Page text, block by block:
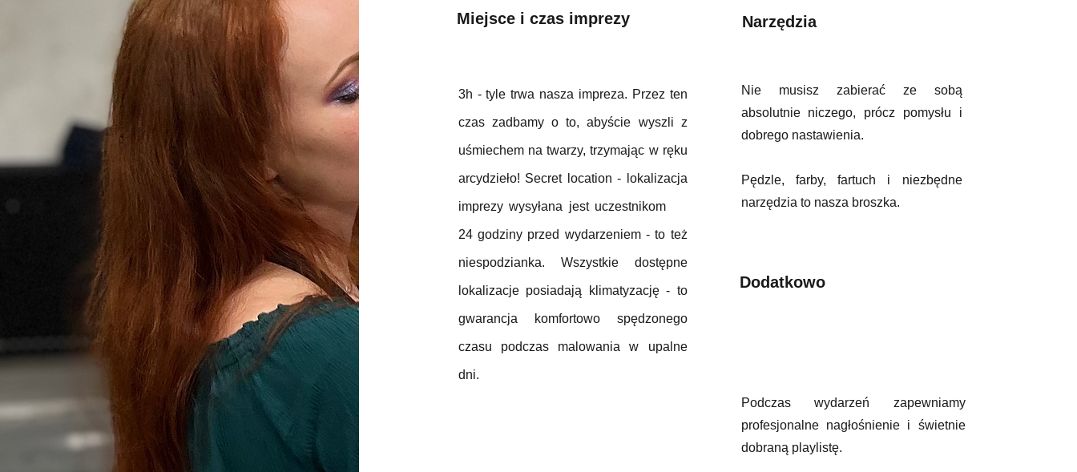
Miejsce i czas imprezy
3h - tyle trwa nasza impreza. Przez ten
czas zadbamy o to, abyście wyszli z
uśmiechem na twarzy, trzymając w ręku
arcydzieło! Secret location - lokalizacja
imprezy wysyłana jest uczestnikom
24 godziny przed wydarzeniem - to też
niespodzianka. Wszystkie dostępne
lokalizacje posiadają klimatyzację - to
gwarancja komfortowo spędzonego
czasu podczas malowania w upalne
dni.
Narzędzia
Nie musisz zabierać ze sobą
absolutnie niczego, prócz pomysłu i
dobrego nastawienia.
Pędzle, farby, fartuch i niezbędne
narzędzia to nasza broszka.
Dodatkowo
Podczas wydarzeń zapewniamy
profesjonalne nagłośnienie i świetnie
dobraną playlistę.